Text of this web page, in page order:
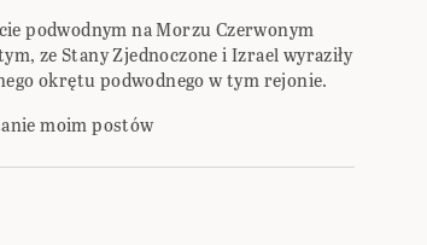
podwodnym na Morzu Czerwonym
ze Stany Zjednoczone i Izrael wyraziły
okrętu podwodnego w tym rejonie.
moim postów